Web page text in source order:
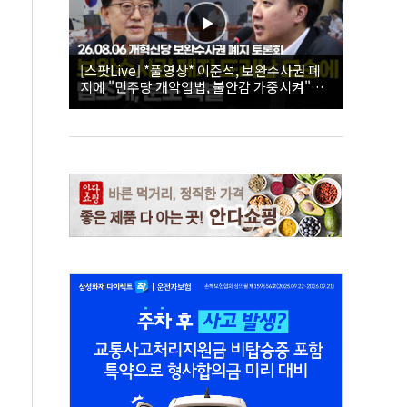
[스팟Live] *풀영상* 이준석, 보완수사권 폐
지에 "민주당 개악입법, 불안감 가중시켜"｜
26.08.06 개혁신당 보완수사권 폐지 토론회